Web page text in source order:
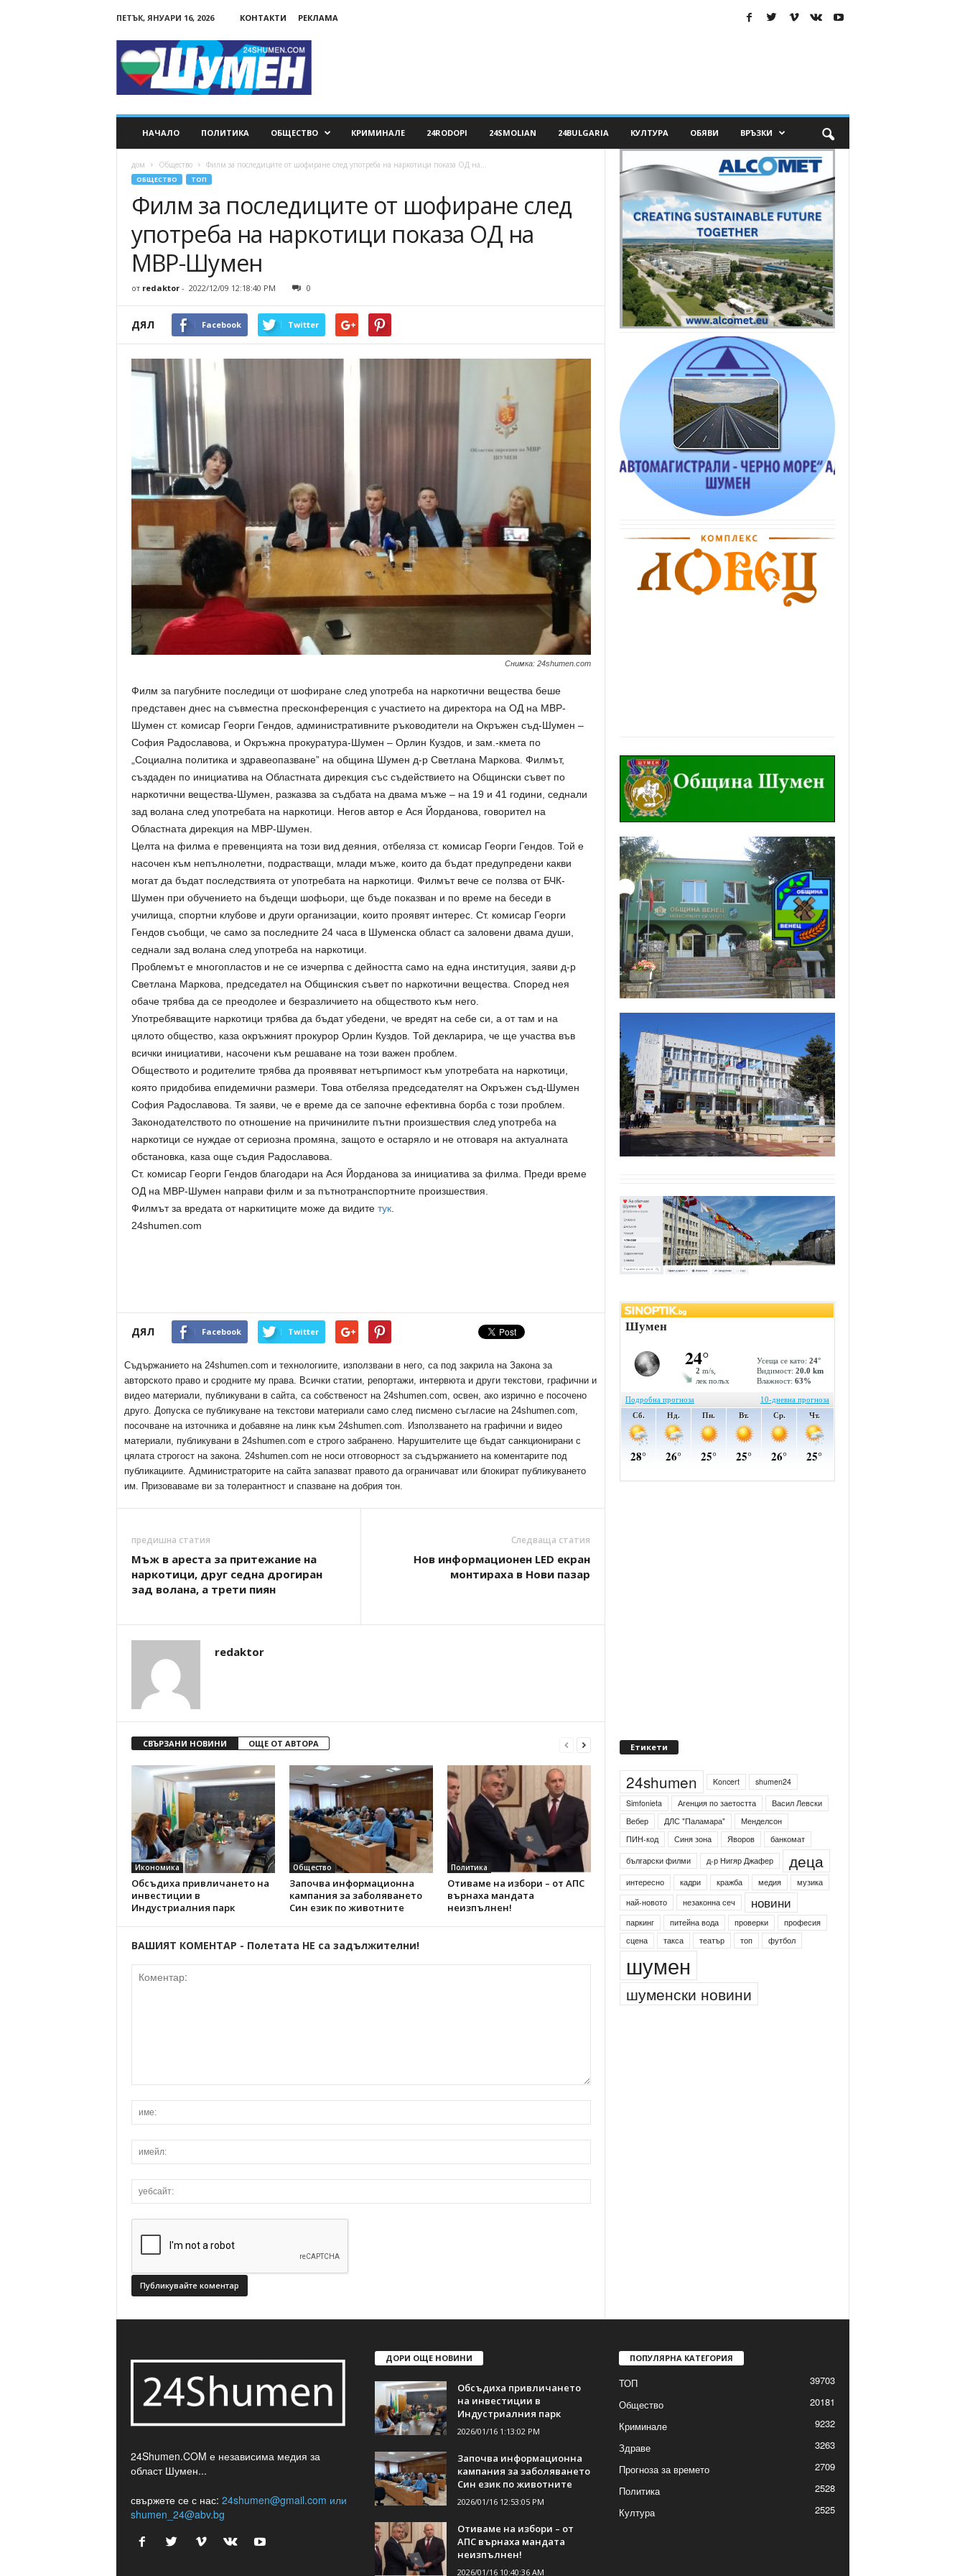
ПЕТЪК, ЯНУАРИ 16, 2026 КОНТАКТИ РЕКЛАМА
НАЧАЛО ПОЛИТИКА ОБЩЕСТВО КРИМИНАЛЕ 24RODOPI 24SMOLIAN 24BULGARIA КУЛТУРА ОБЯВИ ВРЪЗКИ
дом Общество Филм за последиците от шофиране след употреба на наркотици показа ОД на...
ОБЩЕСТВО ТОП
Филм за последиците от шофиране след
употреба на наркотици показа ОД на
МВР-Шумен
от redaktor- 2022/12/09 12:18:40 PM 0
ДЯЛ Facebook Twitter
Снимка: 24shumen.com
Филм за пагубните последици от шофиране след употреба на наркотични вещества беше
представен днес на съвместна пресконференция с участието на директора на ОД на МВР-
Шумен ст. комисар Георги Гендов, административните ръководители на Окръжен съд-Шумен –
София Радославова, и Окръжна прокуратура-Шумен – Орлин Куздов, и зам.-кмета по
„Социална политика и здравеопазване” на община Шумен д-р Светлана Маркова. Филмът,
създаден по инициатива на Областната дирекция със съдействието на Общински съвет по
наркотични вещества-Шумен, разказва за съдбата на двама мъже – на 19 и 41 години, седнали
зад волана след употребата на наркотици. Негов автор е Ася Йорданова, говорител на
Областната дирекция на МВР-Шумен.
Целта на филма е превенцията на този вид деяния, отбеляза ст. комисар Георги Гендов. Той е
насочен към непълнолетни, подрастващи, млади мъже, които да бъдат предупредени какви
могат да бъдат последствията от употребата на наркотици. Филмът вече се ползва от БЧК-
Шумен при обучението на бъдещи шофьори, ще бъде показван и по време на беседи в
училища, спортни клубове и други организации, които проявят интерес. Ст. комисар Георги
Гендов съобщи, че само за последните 24 часа в Шуменска област са заловени двама души,
седнали зад волана след употреба на наркотици.
Проблемът е многопластов и не се изчерпва с дейността само на една институция, заяви д-р
Светлана Маркова, председател на Общинския съвет по наркотични вещества. Според нея
обаче трябва да се преодолее и безразличието на обществото към него.
Употребяващите наркотици трябва да бъдат убедени, че вредят на себе си, а от там и на
цялото общество, каза окръжният прокурор Орлин Куздов. Той декларира, че ще участва във
всички инициативи, насочени към решаване на този важен проблем.
Обществото и родителите трябва да проявяват нетърпимост към употребата на наркотици,
която придобива епидемични размери. Това отбеляза председателят на Окръжен съд-Шумен
София Радославова. Тя заяви, че е време да се започне ефективна борба с този проблем.
Законодателството по отношение на причинилите пътни произшествия след употреба на
наркотици се нуждае от сериозна промяна, защото е остаряло и не отговаря на актуалната
обстановка, каза още съдия Радославова.
Ст. комисар Георги Гендов благодари на Ася Йорданова за инициатива за филма. Преди време
ОД на МВР-Шумен направи филм и за пътнотранспортните произшествия.
Филмът за вредата от наркитиците може да видите тук.
24shumen.com
ДЯЛ Facebook Twitter
Съдържанието на 24shumen.com и технологиите, използвани в него, са под закрила на Закона за
авторското право и сродните му права. Всички статии, репортажи, интервюта и други текстови, графични и
видео материали, публикувани в сайта, са собственост на 24shumen.com, освен, ако изрично е посочено
друго. Допуска се публикуване на текстови материали само след писмено съгласие на 24shumen.com,
посочване на източника и добавяне на линк към 24shumen.com. Използването на графични и видео
материали, публикувани в 24shumen.com е строго забранено. Нарушителите ще бъдат санкционирани с
цялата строгост на закона. 24shumen.com не носи отговорност за съдържанието на коментарите под
публикациите. Администраторите на сайта запазват правото да ограничават или блокират публикуването
им. Призоваваме ви за толерантност и спазване на добрия тон.
предишна статия
Мъж в ареста за притежание на
наркотици, друг седна дрогиран
зад волана, а трети пиян
Следваща статия
Нов информационен LED екран
монтираха в Нови пазар
redaktor
СВЪРЗАНИ НОВИНИ ОЩЕ ОТ АВТОРА
Икономика
Обсъдиха привличането на
инвестиции в
Индустриалния парк
Общество
Започва информационна
кампания за заболяването
Син език по животните
Политика
Отиваме на избори – от АПС
върнаха мандата
неизпълнен!
ВАШИЯТ КОМЕНТАР - Полетата НЕ са задължителни!
Етикети
24shumen Koncert
shumen24
Simfonieta
Агенция по заетостта
Васил Левски
Вебер
ДЛС "Паламара"
Менделсон
ПИН-код
Синя зона Яворов
банкомат
български филми
д-р Нигяр Джафер деца
интересно кадри кражба медия
музика
най-новото
незаконна сеч новини
паркинг питейна вода проверки
професия
сцена
такса театър топ футбол
шумен
шуменски новини
24Shumen.COM е независима медия за
област Шумен...
свържете се с нас: 24shumen@gmail.com или
shumen_24@abv.bg
ДОРИ ОЩЕ НОВИНИ
Обсъдиха привличането
на инвестиции в
Индустриалния парк
2026/01/16 1:13:02 PM
Започва информационна
кампания за заболяването
Син език по животните
2026/01/16 12:53:05 PM
Отиваме на избори – от
АПС върнаха мандата
неизпълнен!
2026/01/16 10:40:36 AM
ПОПУЛЯРНА КАТЕГОРИЯ
ТОП
39703
Общество
20181
Криминале
9232
Здраве
3263
Прогноза за времето
2709
Политика
2528
Култура
2525